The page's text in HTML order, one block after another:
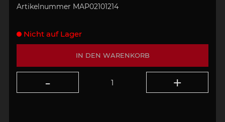
Artikelnummer MAP02101214
IN DEN WARENKORB
Nicht auf Lager